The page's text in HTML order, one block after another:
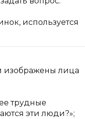
используется
изображены лица
трудные
эти люди?»;